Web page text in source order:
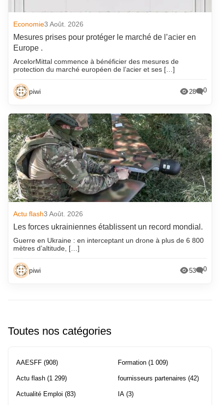
Economie3 Août. 2026
Mesures prises pour protéger le marché de l’acier en
Europe .
ArcelorMittal commence à bénéficier des mesures de
protection du marché européen de l’acier et ses […]
piwi 28 0
Actu flash3 Août. 2026
Les forces ukrainiennes établissent un record mondial.
Guerre en Ukraine : en interceptant un drone à plus de 6 800
mètres d’altitude, […]
piwi 53 0
Toutes nos catégories
AAESFF (908)
Actu flash (1 299)
Actualité Emploi (83)
Formation (1 009)
fournisseurs partenaires (42)
IA (3)